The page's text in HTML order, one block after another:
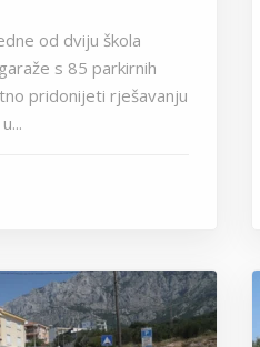
od dviju škola
s 85 parkirnih
pridonijeti rješavanju